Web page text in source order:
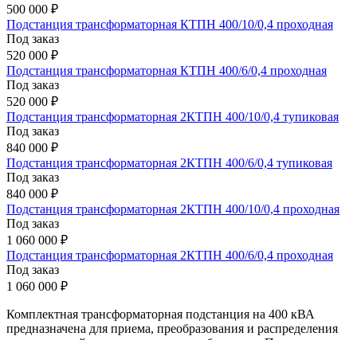
500 000 ₽
Подстанция трансформаторная КТПН 400/10/0,4 проходная
Под заказ
520 000 ₽
Подстанция трансформаторная КТПН 400/6/0,4 проходная
Под заказ
520 000 ₽
Подстанция трансформаторная 2КТПН 400/10/0,4 тупиковая
Под заказ
840 000 ₽
Подстанция трансформаторная 2КТПН 400/6/0,4 тупиковая
Под заказ
840 000 ₽
Подстанция трансформаторная 2КТПН 400/10/0,4 проходная
Под заказ
1 060 000 ₽
Подстанция трансформаторная 2КТПН 400/6/0,4 проходная
Под заказ
1 060 000 ₽
Комплектная трансформаторная подстанция на 400 кВА
предназначена для приема, преобразования и распределения